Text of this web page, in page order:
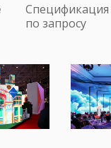
Спецификация
по запросу